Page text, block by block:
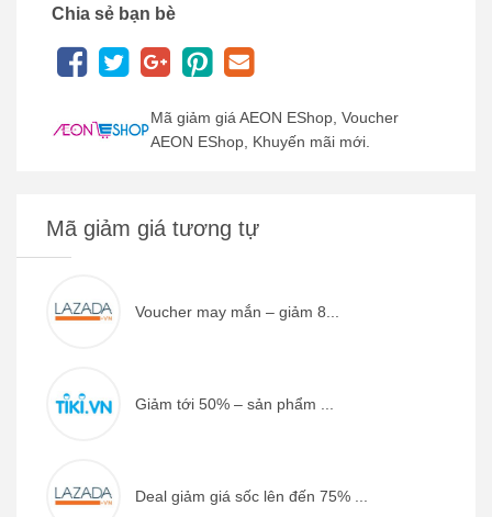
Chia sẻ bạn bè
Mã giảm giá AEON EShop, Voucher
AEON EShop, Khuyến mãi mới.
Mã giảm giá tương tự
Voucher may mắn – giảm 8...
Giảm tới 50% – sản phẩm ...
Deal giảm giá sốc lên đến 75% ...